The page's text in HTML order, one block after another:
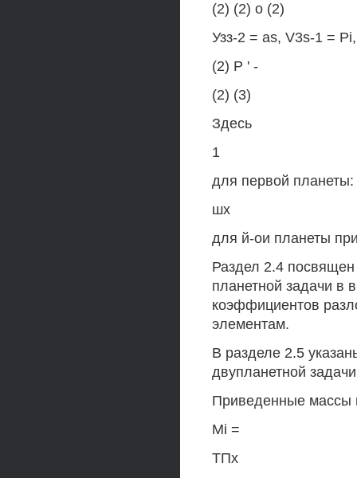
(2) (2) о (2)
Узз-2 = as, V3s-1 =
(2) P ' -
(2) (3)
Здесь
1
для первой планеты:
шх
для й-ои планеты
Раздел 2.4
планетной задачи в
коэффициентов
элементам.
В разделе 2.5
двупланетной
Приведенные массы
Mi =
ТПх